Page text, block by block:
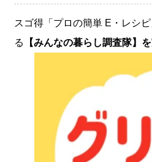
スゴ得「プロの簡単 E・レシ
る
【みんなの暮らし調査隊】